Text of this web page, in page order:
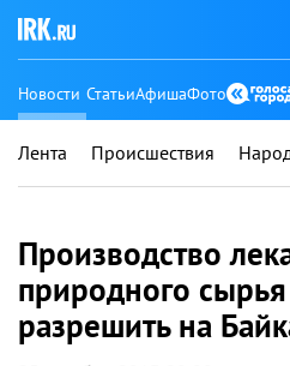
Новости СтатьиАфишаФото
Лента Происшествия
Производство
природного
разрешить на